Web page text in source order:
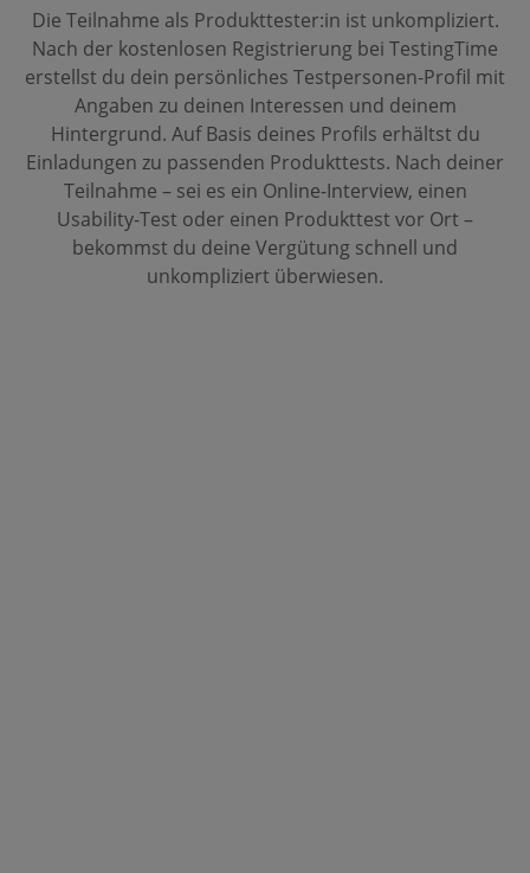
Die Teilnahme als Produkttester:in ist unkompliziert.
Nach der kostenlosen Registrierung bei TestingTime
erstellst du dein persönliches Testpersonen-Profil mit
Angaben zu deinen Interessen und deinem
Hintergrund. Auf Basis deines Profils erhältst du
Einladungen zu passenden Produkttests. Nach deiner
Teilnahme – sei es ein Online-Interview, einen
Usability-Test oder einen Produkttest vor Ort –
bekommst du deine Vergütung schnell und
unkompliziert überwiesen.